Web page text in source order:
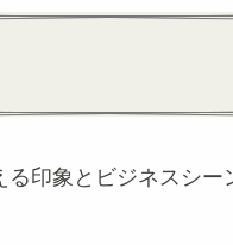
印象とビジネスシ